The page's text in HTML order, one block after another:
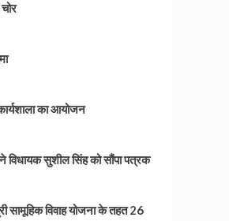
का आयोजन
ने विधायक सुशील सिंह को सौंपा पत्रक
सामूहिक विवाह योजना के तहत 26